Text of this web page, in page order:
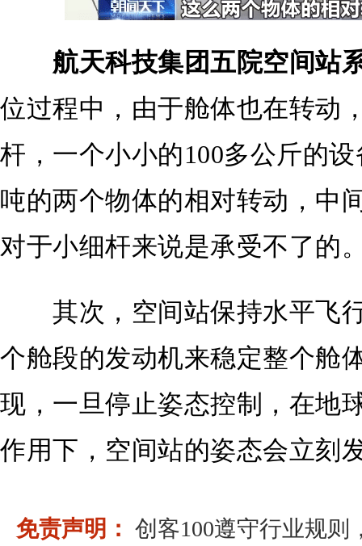
航天科技集团五院空间站
位过程中，由于舱体也在转动
杆，一个小小的100多公斤的
吨的两个物体的相对转动，中
对于小细杆来说是承受不了的
其次，空间站保持水平飞
个舱段的发动机来稳定整个舱
现，一旦停止姿态控制，在地
作用下，空间站的姿态会立刻
免责声明： 创客100遵守行业规则